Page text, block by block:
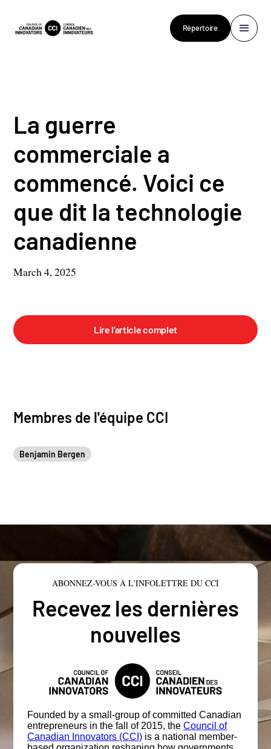
Répertoire
La guerre
commerciale a
commencé. Voici ce
que dit la technologie
canadienne
March 4, 2025
Lire l'article complet
Membres de l'équipe CCI
Benjamin Bergen
ABONNEZ-VOUS À L'INFOLETTRE DU CCI
Recevez les dernières
nouvelles